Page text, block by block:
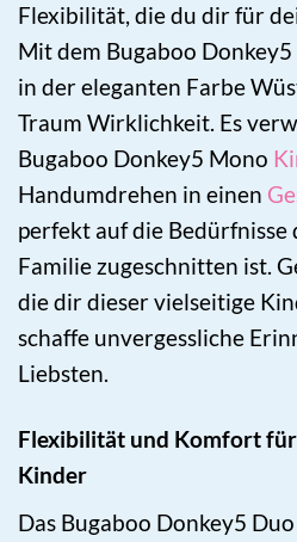
Flexibilität, die du dir für
Mit dem Bugaboo
in der eleganten Farbe
Traum Wirklichkeit. Es
Bugaboo Donkey5 Mono
Handumdrehen in einen
perfekt auf die Bedürfnisse
Familie zugeschnitten ist.
die dir dieser vielseitige
schaffe unvergessliche
Liebsten.
Flexibilität und Komfort
Kinder
Das Bugaboo Donkey5